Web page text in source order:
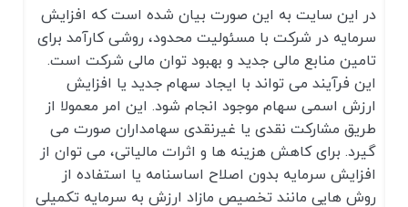
در این سایت به این صورت بیان شده است که افزایش
سرمایه در شرکت با مسئولیت محدود، روشی کارآمد برای
تامین منابع مالی جدید و بهبود توان مالی شرکت است.
این فرآیند می ‌تواند با ایجاد سهام جدید یا افزایش
ارزش اسمی سهام موجود انجام شود. این امر معمولا از
طریق مشارکت نقدی یا غیرنقدی سهامداران صورت می‌
گیرد. برای کاهش هزینه ‌ها و اثرات مالیاتی، می ‌توان از
افزایش سرمایه بدون اصلاح اساسنامه یا استفاده از
روش ‌هایی مانند تخصیص مازاد ارزش به سرمایه تکمیلی